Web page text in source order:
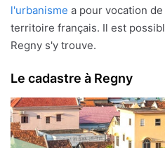
l'urbanisme a pour vocation
territoire français. Il est
Regny s'y trouve.
Le cadastre à Regny